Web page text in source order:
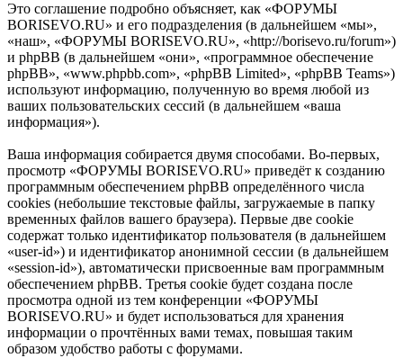
Это соглашение подробно объясняет, как «ФОРУМЫ
BORISEVO.RU» и его подразделения (в дальнейшем «мы»,
«наш», «ФОРУМЫ BORISEVO.RU», «http://borisevo.ru/forum»)
и phpBB (в дальнейшем «они», «программное обеспечение
phpBB», «www.phpbb.com», «phpBB Limited», «phpBB Teams»)
используют информацию, полученную во время любой из
ваших пользовательских сессий (в дальнейшем «ваша
информация»).
Ваша информация собирается двумя способами. Во-первых,
просмотр «ФОРУМЫ BORISEVO.RU» приведёт к созданию
программным обеспечением phpBB определённого числа
cookies (небольшие текстовые файлы, загружаемые в папку
временных файлов вашего браузера). Первые две cookie
содержат только идентификатор пользователя (в дальнейшем
«user-id») и идентификатор анонимной сессии (в дальнейшем
«session-id»), автоматически присвоенные вам программным
обеспечением phpBB. Третья cookie будет создана после
просмотра одной из тем конференции «ФОРУМЫ
BORISEVO.RU» и будет использоваться для хранения
информации о прочтённых вами темах, повышая таким
образом удобство работы с форумами.